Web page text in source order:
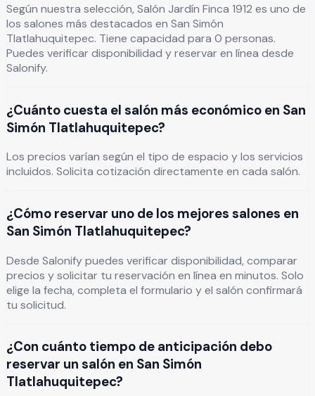
Según nuestra selección, Salón Jardín Finca 1912 es uno de
los salones más destacados en San Simón
Tlatlahuquitepec. Tiene capacidad para 0 personas.
Puedes verificar disponibilidad y reservar en línea desde
Salonify.
¿Cuánto cuesta el salón más económico en San
Simón Tlatlahuquitepec?
Los precios varían según el tipo de espacio y los servicios
incluidos. Solicita cotización directamente en cada salón.
¿Cómo reservar uno de los mejores salones en
San Simón Tlatlahuquitepec?
Desde Salonify puedes verificar disponibilidad, comparar
precios y solicitar tu reservación en línea en minutos. Solo
elige la fecha, completa el formulario y el salón confirmará
tu solicitud.
¿Con cuánto tiempo de anticipación debo
reservar un salón en San Simón
Tlatlahuquitepec?